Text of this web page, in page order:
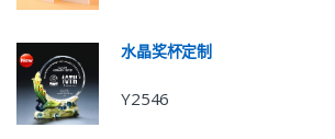
水晶奖杯定制
Y2546